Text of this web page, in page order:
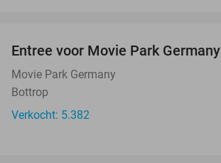
Entree voor Movie Park Germany
Movie Park Germany
Bottrop
Verkocht: 5.382